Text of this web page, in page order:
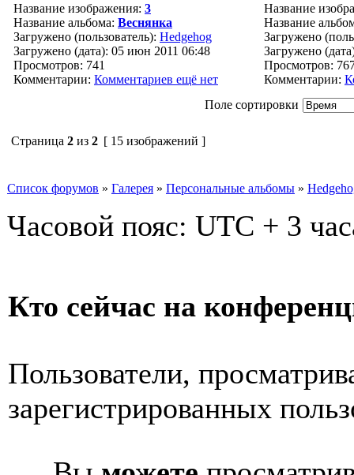
Название изображения: 3
Название альбома: Веснянка
Загружено (пользователь): Hedgehog
Загружено (дата): 05 июн 2011 06:48
Просмотров: 741
Комментарии: Комментариев ещё нет
Название
Название
Загружено
Загружено
Просмотров:
Комментарии:
Поле сортировки
Страница 2 из 2 [ 15 изображений ]
Список форумов » Галерея » Персональные альбомы »
Часовой пояс: UTC + 3
Кто сейчас на
Пользователи,
зарегистрированных